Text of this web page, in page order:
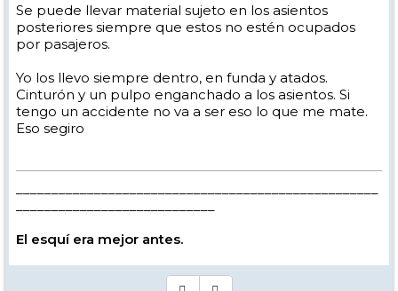
Se puede llevar material sujeto en los asientos
posteriores siempre que estos no estén ocupados
por pasajeros.
Yo los llevo siempre dentro, en funda y atados.
Cinturón y un pulpo enganchado a los asientos. Si
tengo un accidente no va a ser eso lo que me mate.
Eso segiro
El esquí era mejor antes.